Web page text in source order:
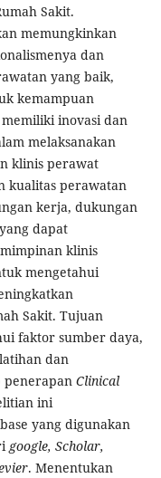
Sakit.
memungkinkan
dan
yang baik,
kemampuan
inovasi dan
melaksanakan
klinis perawat
kualitas perawatan
kerja, dukungan
dapat
klinis
mengetahui
Sakit. Tujuan
faktor sumber daya,
dan
penerapan Clinical
ini
yang digunakan
google, Scholar,
. Menentukan